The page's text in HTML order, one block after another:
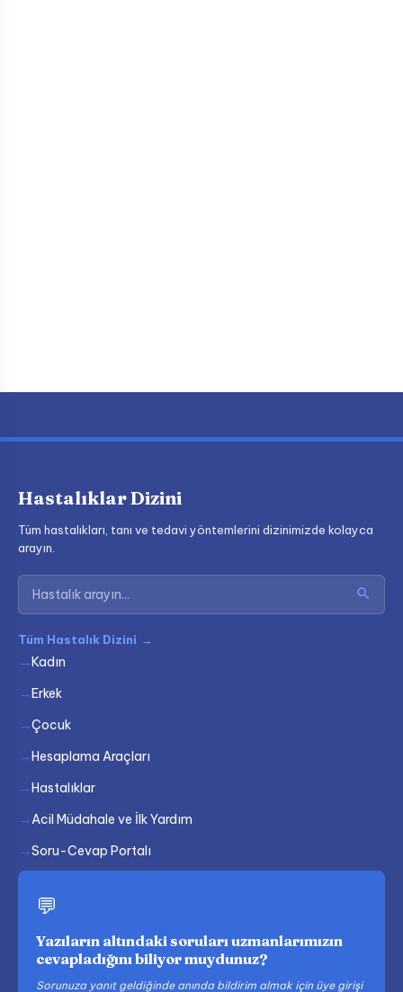
Hastalıklar Dizini
Tüm hastalıkları, tanı ve tedavi yöntemlerini dizinimizde kolayca
arayın.
Tüm Hastalık Dizini →
Kadın
Erkek
Çocuk
Hesaplama Araçları
Hastalıklar
Acil Müdahale ve İlk Yardım
Soru-Cevap Portalı
💬
Yazıların altındaki soruları uzmanlarımızın
cevapladığını biliyor muydunuz?
Sorunuza yanıt geldiğinde anında bildirim almak için üye girişi